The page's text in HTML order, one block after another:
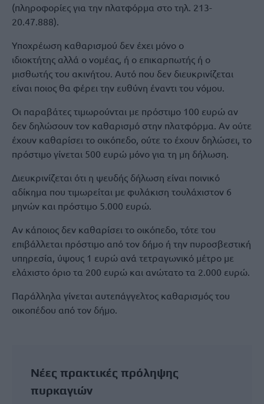
(πληροφορίες για την πλατφόρμα στο τηλ. 213-
20.47.888).
Υποχρέωση καθαρισμού δεν έχει μόνο ο
ιδιοκτήτης αλλά ο νομέας, ή ο επικαρπωτής ή ο
μισθωτής του ακινήτου. Αυτό που δεν διευκρινίζεται
είναι ποιος θα φέρει την ευθύνη έναντι του νόμου.
Οι παραβάτες τιμωρούνται με πρόστιμο 100 ευρώ αν
δεν δηλώσουν τον καθαρισμό στην πλατφόρμα. Αν ούτε
έχουν καθαρίσει το οικόπεδο, ούτε το έχουν δηλώσει, το
πρόστιμο γίνεται 500 ευρώ μόνο για τη μη δήλωση.
Διευκρινίζεται ότι η ψευδής δήλωση είναι ποινικό
αδίκημα που τιμωρείται με φυλάκιση τουλάχιστον 6
μηνών και πρόστιμο 5.000 ευρώ.
Αν κάποιος δεν καθαρίσει το οικόπεδο, τότε του
επιβάλλεται πρόστιμο από τον δήμο ή την πυροσβεστική
υπηρεσία, ύψους 1 ευρώ ανά τετραγωνικό μέτρο με
ελάχιστο όριο τα 200 ευρώ και ανώτατο τα 2.000 ευρώ.
Παράλληλα γίνεται αυτεπάγγελτος καθαρισμός του
οικοπέδου από τον δήμο.
Νέες πρακτικές πρόληψης
πυρκαγιών